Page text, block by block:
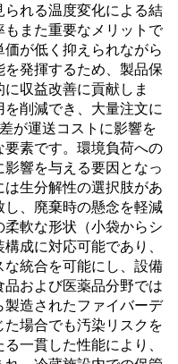
れる温度変化による結
また重要なメリットで
が低く抑えられながら
を発揮するため、製品保
収益改善に貢献しま
削減でき、大量注文に
が運送コストに影響を
素です。環境負荷への
響を与える要因となっ
生分解性の選択肢があ
し、廃棄時の懸念を軽減
軟な形状（小袋からシ
成に対応可能であり、
統合を可能にし、設備
および医薬品分野では
造されたファイバーデ
場合でも汚染リスクを
一貫した性能により、